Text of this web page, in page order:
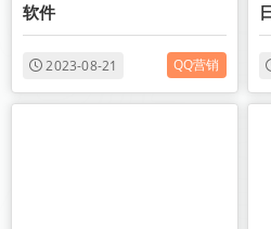
软件
2023-08-21 QQ营销